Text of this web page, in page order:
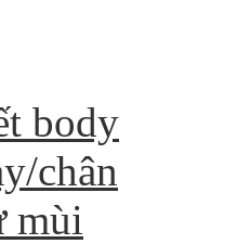
body
chân
mùi